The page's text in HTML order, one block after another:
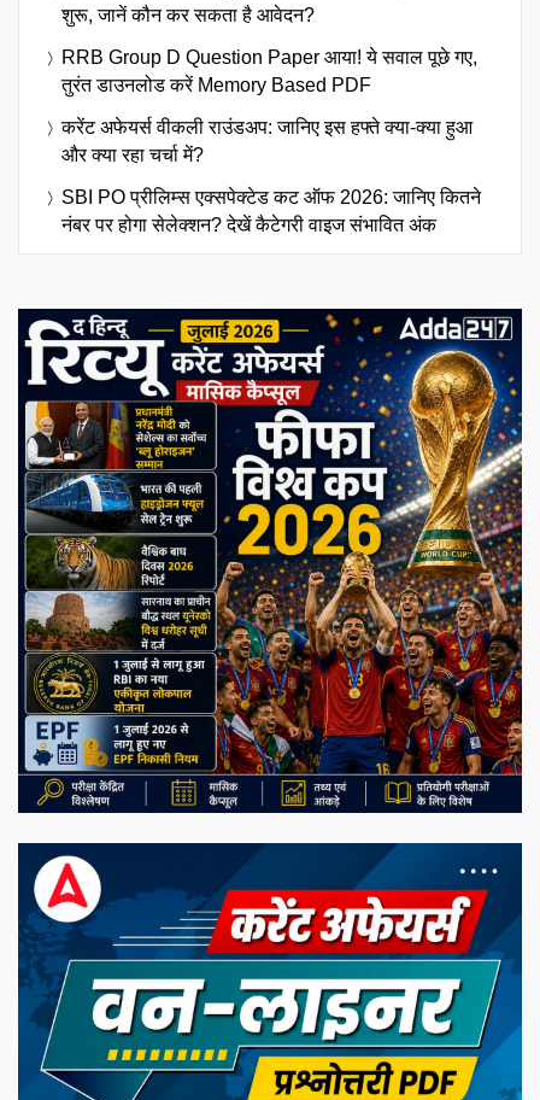
शुरू, जानें कौन कर सकता है आवेदन?
RRB Group D Question Paper आया! ये सवाल पूछे गए,
तुरंत डाउनलोड करें Memory Based PDF
करेंट अफेयर्स वीकली राउंडअप: जानिए इस हफ्ते क्या-क्या हुआ
और क्या रहा चर्चा में?
SBI PO प्रीलिम्स एक्सपेक्टेड कट ऑफ 2026: जानिए कितने
नंबर पर होगा सेलेक्शन? देखें कैटेगरी वाइज संभावित अंक